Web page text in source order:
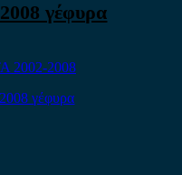
γέφυρα
2002-2008